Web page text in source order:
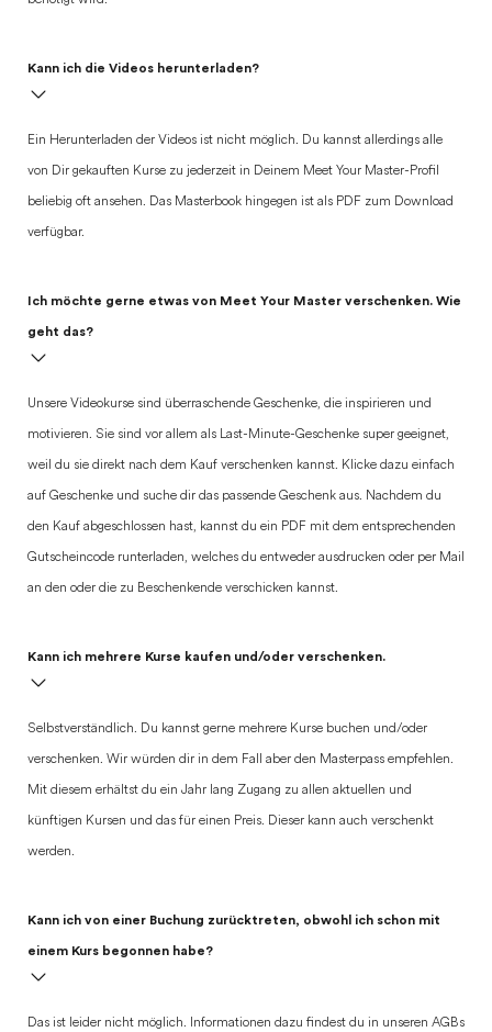
Kann ich die Videos herunterladen?
Ein Herunterladen der Videos ist nicht möglich. Du kannst allerdings alle
von Dir gekauften Kurse zu jederzeit in Deinem Meet Your Master-Profil
beliebig oft ansehen. Das Masterbook hingegen ist als PDF zum Download
verfügbar.
Ich möchte gerne etwas von Meet Your Master verschenken. Wie
geht das?
Unsere Videokurse sind überraschende Geschenke, die inspirieren und
motivieren. Sie sind vor allem als Last-Minute-Geschenke super geeignet,
weil du sie direkt nach dem Kauf verschenken kannst. Klicke dazu einfach
auf Geschenke und suche dir das passende Geschenk aus. Nachdem du
den Kauf abgeschlossen hast, kannst du ein PDF mit dem entsprechenden
Gutscheincode runterladen, welches du entweder ausdrucken oder per Mail
an den oder die zu Beschenkende verschicken kannst.
Kann ich mehrere Kurse kaufen und/oder verschenken.
Selbstverständlich. Du kannst gerne mehrere Kurse buchen und/oder
verschenken. Wir würden dir in dem Fall aber den Masterpass empfehlen.
Mit diesem erhältst du ein Jahr lang Zugang zu allen aktuellen und
künftigen Kursen und das für einen Preis. Dieser kann auch verschenkt
werden.
Kann ich von einer Buchung zurücktreten, obwohl ich schon mit
einem Kurs begonnen habe?
Das ist leider nicht möglich. Informationen dazu findest du in unseren AGBs